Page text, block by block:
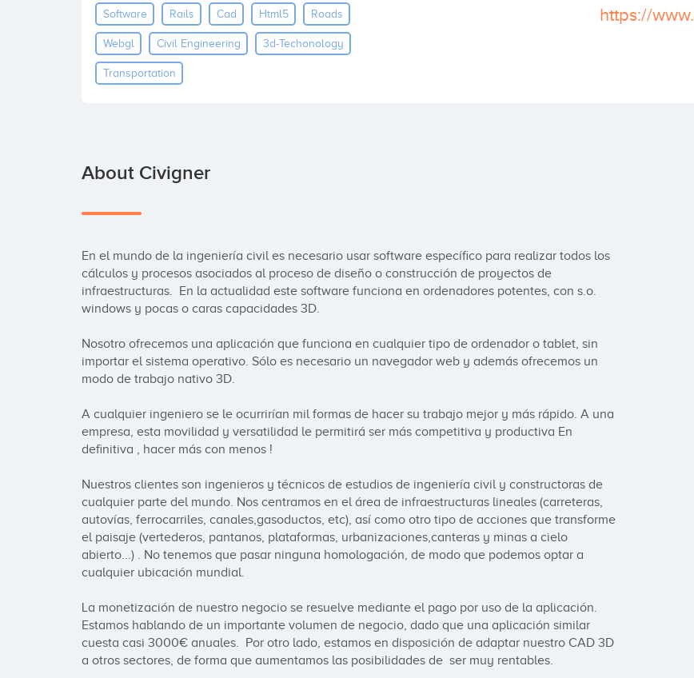
Software Rails Cad Html5 Roads
Webgl Civil Engineering 3d-Techonology
Transportation
https://
About Civigner
En el mundo de la ingeniería civil es necesario usar software específico para realizar todos los
cálculos y procesos asociados al proceso de diseño o construcción de proyectos de
infraestructuras.  En la actualidad este software funciona en ordenadores potentes, con s.o.
windows y pocas o caras capacidades 3D.
Nosotro ofrecemos una aplicación que funciona en cualquier tipo de ordenador o tablet, sin
importar el sistema operativo. Sólo es necesario un navegador web y además ofrecemos un
modo de trabajo nativo 3D.
A cualquier ingeniero se le ocurrirían mil formas de hacer su trabajo mejor y más rápido. A una
empresa, esta movilidad y versatilidad le permitirá ser más competitiva y productiva En
definitiva , hacer más con menos !
Nuestros clientes son ingenieros y técnicos de estudios de ingeniería civil y constructoras de
cualquier parte del mundo. Nos centramos en el área de infraestructuras lineales (carreteras,
autovías, ferrocarriles, canales,gasoductos, etc), así como otro tipo de acciones que transforme
el paisaje (vertederos, pantanos, plataformas, urbanizaciones,canteras y minas a cielo
abierto...) . No tenemos que pasar ninguna homologación, de modo que podemos optar a
cualquier ubicación mundial.
La monetización de nuestro negocio se resuelve mediante el pago por uso de la aplicación.
Estamos hablando de un importante volumen de negocio, dado que una aplicación similar
cuesta casi 3000€ anuales.  Por otro lado, estamos en disposición de adaptar nuestro CAD 3D
a otros sectores, de forma que aumentamos las posibilidades de  ser muy rentables.